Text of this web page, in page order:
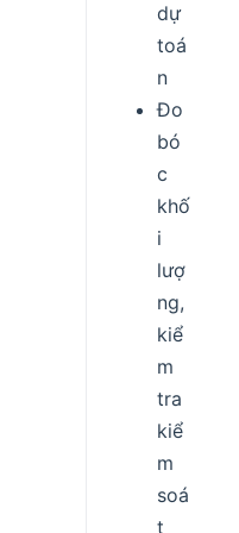
dự
toá
n
Đo
bó
c
khố
i
lượ
ng,
kiể
m
tra
kiể
m
soá
t